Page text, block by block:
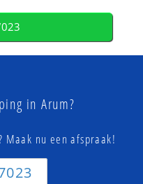
in Arum?
Maak nu een afspraak!